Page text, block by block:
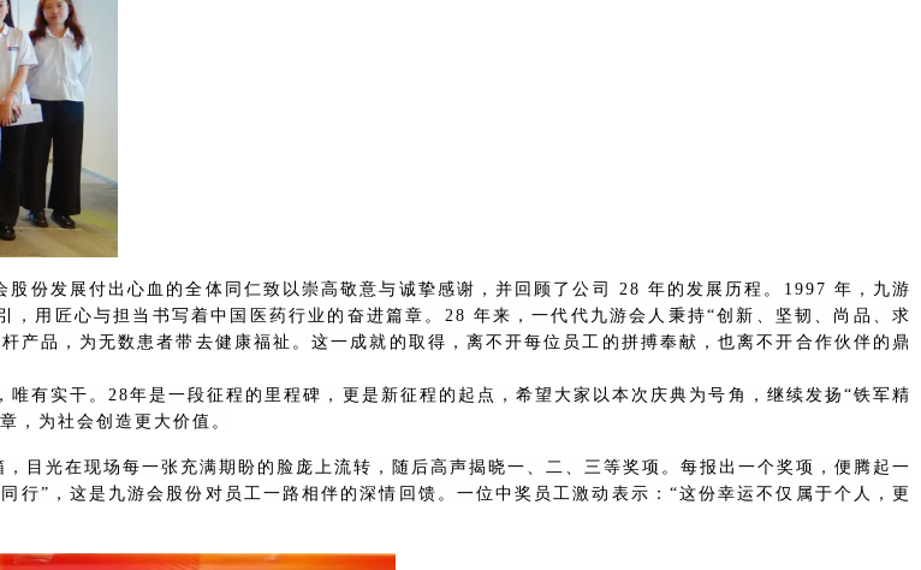
份发展付出心血的全体同仁致以崇高敬意与诚挚感谢，并回顾了公司 28 年的发展历程。1997 年，九游
用匠心与担当书写着中国医药行业的奋进篇章。28 年来，一代代九游会人秉持“创新、坚韧、尚品、求
产品，为无数患者带去健康福祉。这一成就的取得，离不开每位员工的拼搏奉献，也离不开合作伙伴的鼎
有实干。28年是一段征程的里程碑，更是新征程的起点，希望大家以本次庆典为号角，继续发扬“铁军精
，为社会创造更大价值。
目光在现场每一张充满期盼的脸庞上流转，随后高声揭晓一、二、三等奖项。每报出一个奖项， 便腾起一
行”，这是九游会股份对员工一路相伴的深情回馈。一位中奖员工激动表示：“这份幸运不仅属于个人，更